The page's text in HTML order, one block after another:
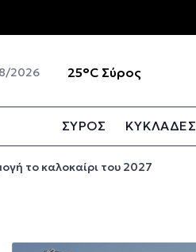
περιεχόμενο
2026 25°C Σύρος
ΣΥΡΟΣ ΚΥΚΛΑΔΕΣ
το καλοκαίρι του 2027